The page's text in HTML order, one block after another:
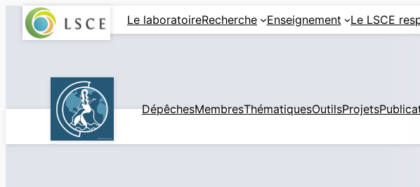
Aller
Le laboratoireRecherche Enseignement Le LSCE
DépêchesMembresThématiquesOutilsProjets